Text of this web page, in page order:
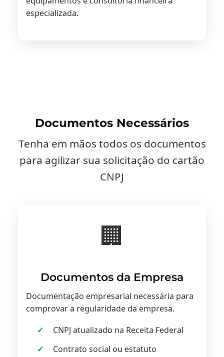
especializada.
Documentos Necessários
Tenha em mãos todos os documentos
para agilizar sua solicitação do cartão
CNPJ
🏢
Documentos da Empresa
Documentação empresarial necessária para
comprovar a regularidade da empresa.
CNPJ atualizado na Receita Federal
Contrato social ou estatuto